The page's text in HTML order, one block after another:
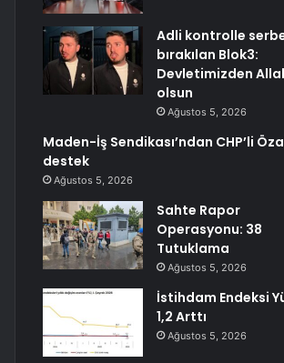
Adli kontrolle
bırakılan Blok3:
Devletimizden
olsun
Ağustos 5, 2026
Maden-İş Sendikası’ndan CHP’li
destek
Ağustos 5, 2026
Sahte Rapor
Operasyonu: 38
Tutuklama
Ağustos 5, 2026
İstihdam Endeksi
1,2 Arttı
Ağustos 5, 2026